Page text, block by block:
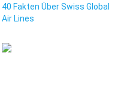
40 Fakten Über Swiss Global
Air Lines